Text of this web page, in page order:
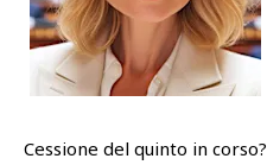
Cessione del quinto in corso?